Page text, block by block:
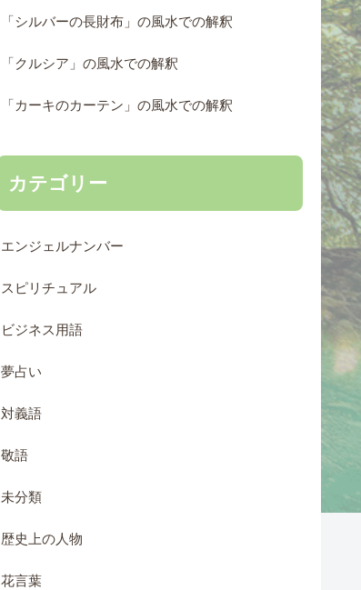
「シルバーの長財布」の風水での解釈
「クルシア」の風水での解釈
「カーキのカーテン」の風水での解釈
カテゴリー
エンジェルナンバー
スピリチュアル
ビジネス用語
夢占い
対義語
敬語
未分類
歴史上の人物
花言葉